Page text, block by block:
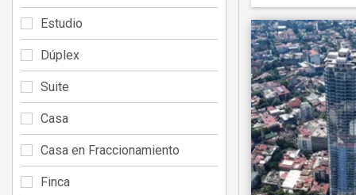
Estudio
Dúplex
Suite
Casa
Casa en Fraccionamiento
Finca